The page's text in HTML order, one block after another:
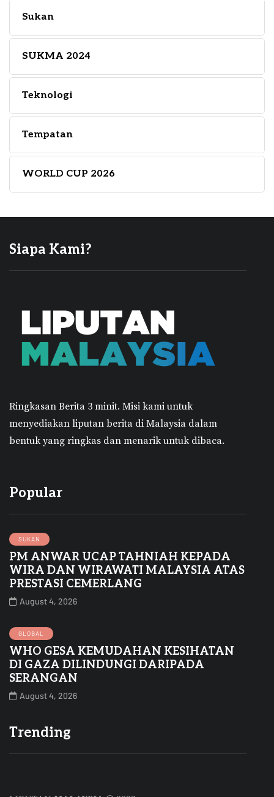
Sukan
SUKMA 2024
Teknologi
Tempatan
WORLD CUP 2026
Siapa Kami?
Ringkasan Berita 3 minit. Misi kami untuk
menyediakan liputan berita di Malaysia dalam
bentuk yang ringkas dan menarik untuk dibaca.
Popular
SUKAN
PM ANWAR UCAP TAHNIAH KEPADA
WIRA DAN WIRAWATI MALAYSIA ATAS
PRESTASI CEMERLANG
August 4, 2026
GLOBAL
WHO GESA KEMUDAHAN KESIHATAN
DI GAZA DILINDUNGI DARIPADA
SERANGAN
August 4, 2026
Trending